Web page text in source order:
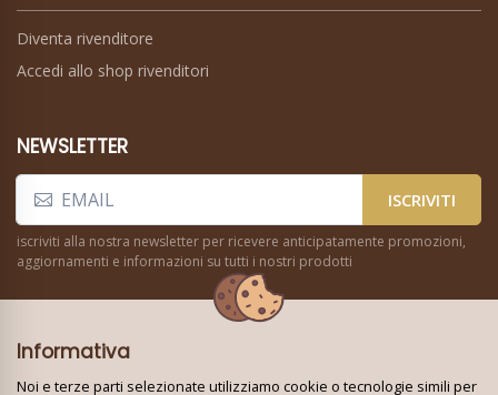
Diventa rivenditore
Accedi allo shop rivenditori
NEWSLETTER
ISCRIVITI
iscriviti alla nostra newsletter per ricevere anticipatamente promozioni,
aggiornamenti e informazioni su tutti i nostri prodotti
Informativa
Noi e terze parti selezionate utilizziamo cookie o tecnologie simili per